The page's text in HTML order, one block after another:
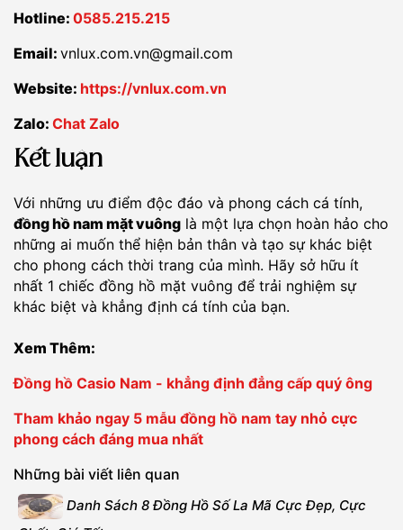
Hotline: 0585.215.215
Email: vnlux.com.vn@gmail.com
Website: https://vnlux.com.vn
Zalo: Chat Zalo
Kết luận
Với những ưu điểm độc đáo và phong cách cá tính,
đồng hồ nam mặt vuông là một lựa chọn hoàn hảo cho
những ai muốn thể hiện bản thân và tạo sự khác biệt
cho phong cách thời trang của mình. Hãy sở hữu ít
nhất 1 chiếc đồng hồ mặt vuông để trải nghiệm sự
khác biệt và khẳng định cá tính của bạn.
Xem Thêm:
Đồng hồ Casio Nam - khẳng định đẳng cấp quý ông
Tham khảo ngay 5 mẫu đồng hồ nam tay nhỏ cực
phong cách đáng mua nhất
Những bài viết liên quan
Danh Sách 8 Đồng Hồ Số La Mã Cực Đẹp, Cực